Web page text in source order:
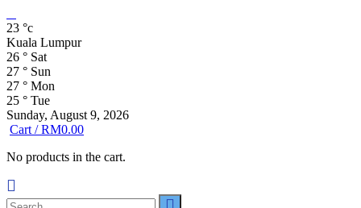
23 °c
Kuala Lumpur
26 ° Sat
27 ° Sun
27 ° Mon
25 ° Tue
Sunday, August 9, 2026
Cart /RM0.00
No products in the cart.